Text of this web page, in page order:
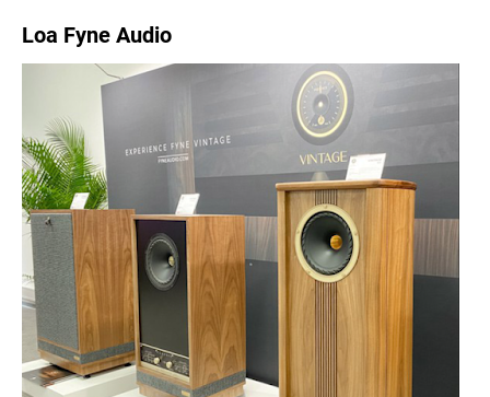
Loa Fyne Audio